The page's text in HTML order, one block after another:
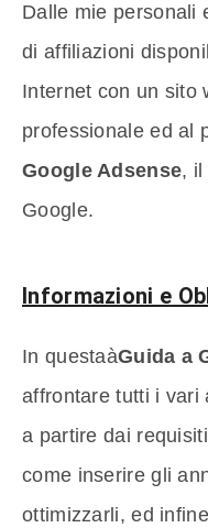
Dalle mie personali
di affiliazioni
Internet con un sito
professionale ed al
Google Adsense, il
Google.
Informazioni e
In questaàGuida a
affrontare tutti i vari
a partire dai
come inserire gli
ottimizzarli, ed